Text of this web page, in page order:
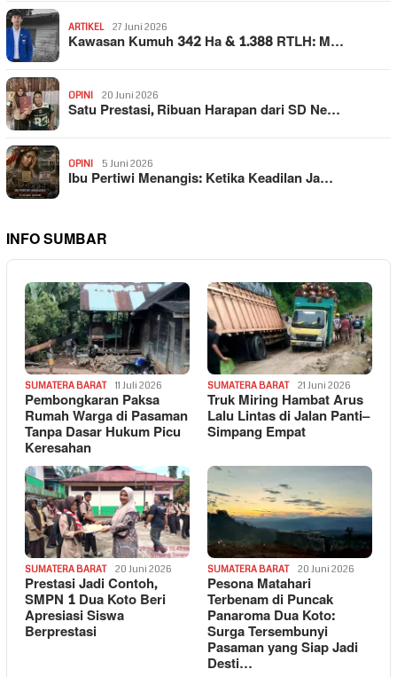
ARTIKEL 27 Juni 2026
Kawasan Kumuh 342 Ha & 1.388 RTLH: M…
OPINI 20 Juni 2026
Satu Prestasi, Ribuan Harapan dari SD Ne…
OPINI 5 Juni 2026
Ibu Pertiwi Menangis: Ketika Keadilan Ja…
INFO SUMBAR
SUMATERA BARAT 11 Juli 2026
Pembongkaran Paksa
Rumah Warga di Pasaman
Tanpa Dasar Hukum Picu
Keresahan
SUMATERA BARAT 21 Juni 2026
Truk Miring Hambat Arus
Lalu Lintas di Jalan Panti–
Simpang Empat
SUMATERA BARAT 20 Juni 2026
Prestasi Jadi Contoh,
SMPN 1 Dua Koto Beri
Apresiasi Siswa
Berprestasi
SUMATERA BARAT 20 Juni 2026
Pesona Matahari
Terbenam di Puncak
Panaroma Dua Koto:
Surga Tersembunyi
Pasaman yang Siap Jadi
Desti…